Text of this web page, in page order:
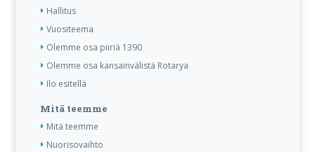
Hallitus
Vuositeema
Olemme osa piiriä 1390
Olemme osa kansainvälistä Rotarya
Ilo esitellä
Mitä teemme
Mitä teemme
Nuorisovaihto